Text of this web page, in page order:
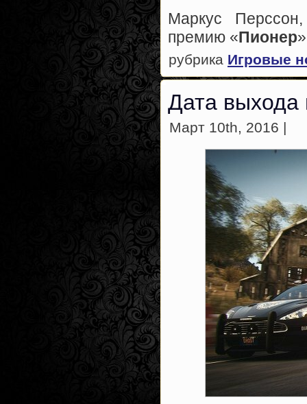
Маркус
премию «Пионер
рубрика Игровые
Дата выхода
Март 10th, 2016 |